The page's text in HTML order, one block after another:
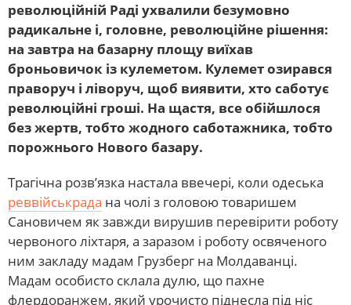
революційній Раді ухвалили безумовно
радикальне і, головне, революційне рішення:
на завтра на базарну площу виїхав
броньовичок із кулеметом. Кулемет озирався
праворуч і ліворуч, щоб виявити, хто саботує
революційні гроші. На щастя, все обійшлося
без жертв, тобто жодного саботажника, тобто
порожнього Нового базару.
Трагічна розв’язка настала ввечері, коли одеська
реввійськрада на чолі з головою товаришем
Сановичем як завжди вирушив перевірити роботу
червоного ліхтаря, а заразом і роботу освяченого
ним закладу мадам Грузберг на Молдаванці.
Мадам особисто склала дулю, що пахне
флердоранжем, який урочисто піднесла під ніс